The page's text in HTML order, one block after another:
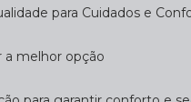
para Cuidados e
a melhor opção